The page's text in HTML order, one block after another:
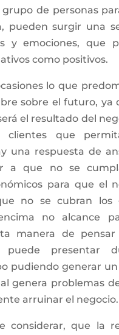
de personas
pueden surgir una
y emociones, que
como positivos.
lo que
sobre el futuro, ya
el resultado del
que
una respuesta de
a que no se
para que el
no se cubran los
no alcance
manera de
presentar
pudiendo generar
genera problemas
arruinar el negocio.
considerar, que la